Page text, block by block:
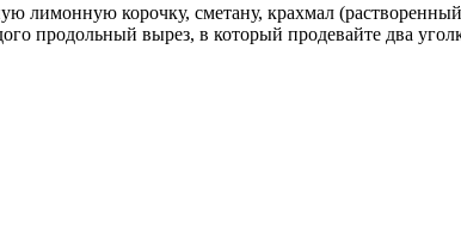
лимонную корочку, сметану, крахмал
продольный вырез, в который продевайте два